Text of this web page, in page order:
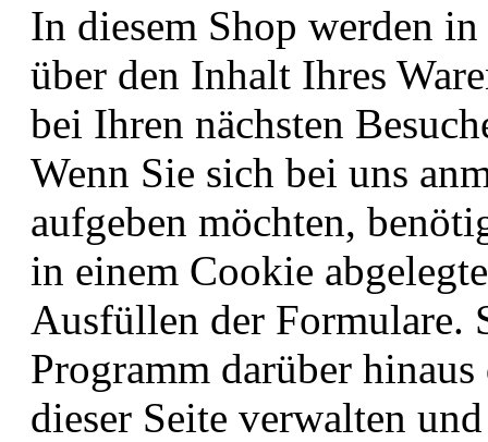
In diesem Shop werden
über den Inhalt Ihres
bei Ihren nächsten
Wenn Sie sich bei uns
aufgeben möchten,
in einem Cookie
Ausfüllen der Formulare.
Programm darüber
dieser Seite verwalten